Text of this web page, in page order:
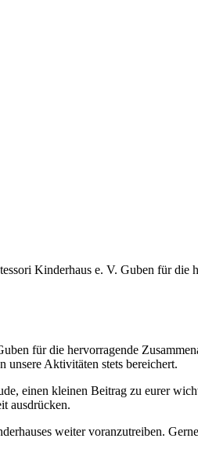
Kinderhaus e. V. Guben für
für die hervorragende
unsere Aktivitäten stets bereichert.
einen kleinen Beitrag zu eurer
ausdrücken.
weiter voranzutreiben.